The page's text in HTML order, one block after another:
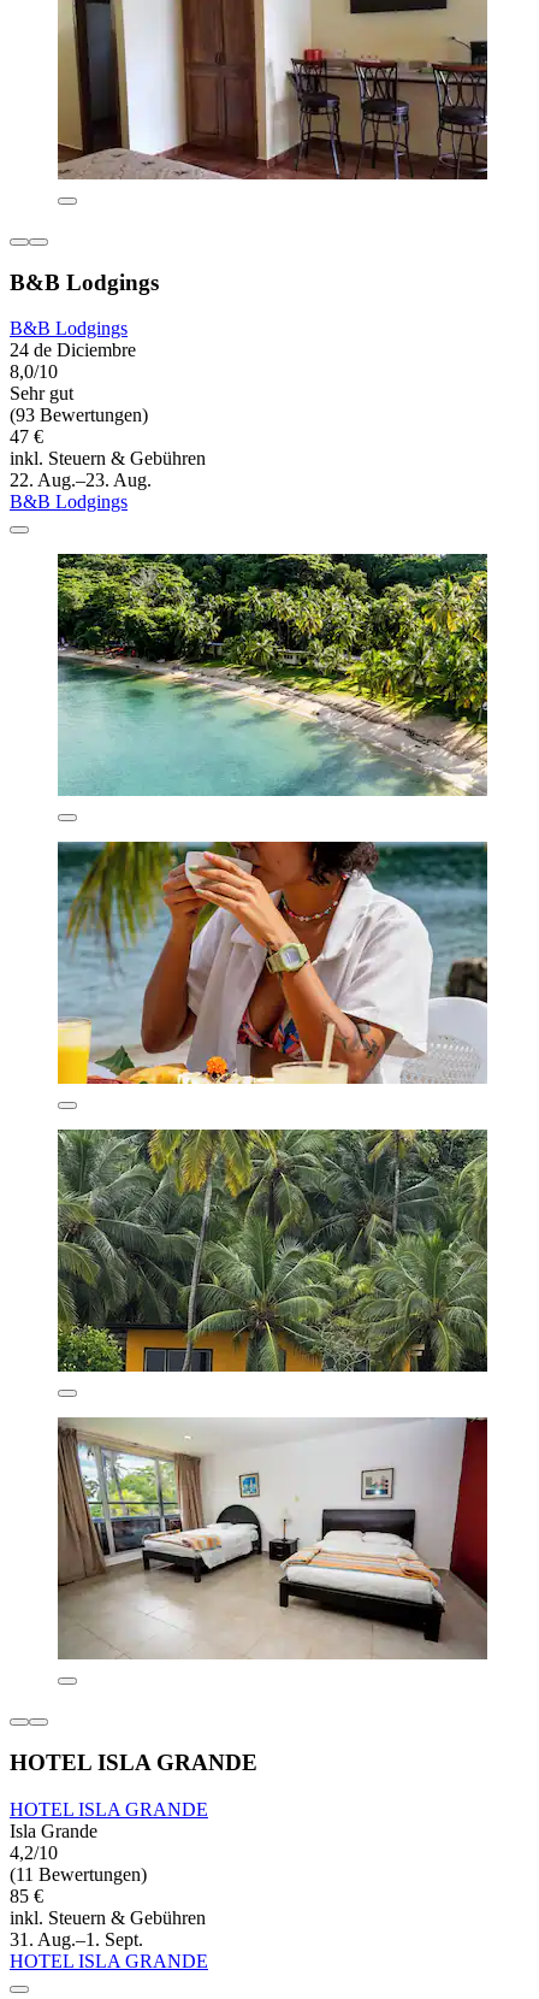
B&B Lodgings
B&B Lodgings
24 de Diciembre
8,0/10
Sehr gut
(93 Bewertungen)
47 €
inkl. Steuern & Gebühren
22. Aug.–23. Aug.
B&B Lodgings
HOTEL ISLA GRANDE
HOTEL ISLA GRANDE
Isla Grande
4,2/10
(11 Bewertungen)
85 €
inkl. Steuern & Gebühren
31. Aug.–1. Sept.
HOTEL ISLA GRANDE